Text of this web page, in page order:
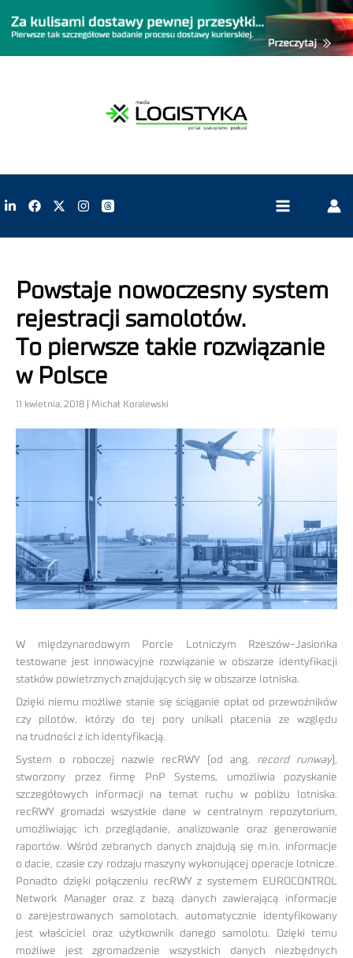
Powstaje nowoczesny system
rejestracji samolotów.
To pierwsze takie rozwiązanie
w Polsce
11 kwietnia, 2018 | Michał Koralewski
W międzynarodowym Porcie Lotniczym Rzeszów-Jasionka
testowane jest innowacyjne rozwiązanie w obszarze identyfikacji
statków powietrznych znajdujących się w obszarze lotniska.
Dzięki niemu możliwe stanie się ściąganie opłat od przewoźników
czy pilotów, którzy do tej pory unikali płacenia ze względu
na trudności z ich identyfikacją.
System o roboczej nazwie recRWY (od ang. record runway),
stworzony przez firmę PnP Systems, umożliwia pozyskanie
szczegółowych informacji na temat ruchu w pobliżu lotniska.
recRWY gromadzi wszystkie dane w centralnym repozytorium,
umożliwiając ich przeglądanie, analizowanie oraz generowanie
raportów. Wśród zebranych danych znajdują się m.in. informacje
o dacie, czasie czy rodzaju maszyny wykonującej operacje lotnicze.
Ponadto dzięki połączeniu recRWY z systemem EUROCONTROL
Network Manager oraz z bazą danych zawierającą informacje
o zarejestrowanych samolotach, automatycznie identyfikowany
jest właściciel oraz użytkownik danego samolotu. Dzięki temu
możliwe jest zgromadzenie wszystkich danych niezbędnych